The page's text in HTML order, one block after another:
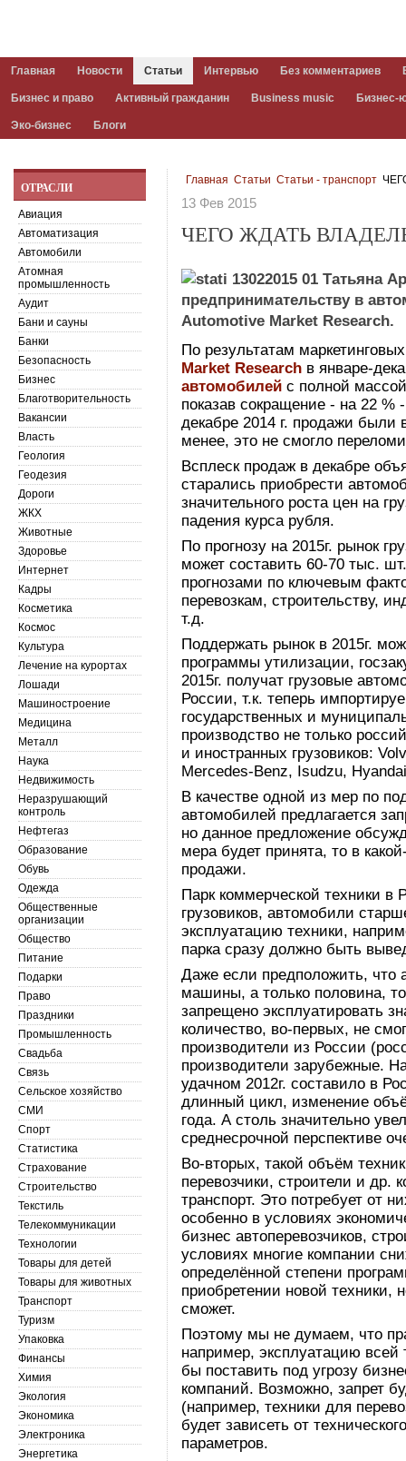
Главная Новости Статьи Интервью Без комментариев
Бизнес и право Активный гражданин Business music Бизнес-
Эко-бизнес Блоги
Главная Статьи Статьи - транспорт
13 Фев 2015
ЧЕГО ЖДАТЬ
Татьяна
предпринимательству в
Automotive Market Research.
По результатам
Market Research в январе-
автомобилей с полной
показав сокращение - на 22 %
декабре 2014 г. продажи
менее, это не смогло
Всплеск продаж в декабре
старались приобрести
значительного роста цен на
падения курса рубля.
По прогнозу на 2015г. рынок
может составить 60-70 тыс.
прогнозами по ключевым
перевозкам, строительству,
т.д.
Поддержать рынок в 2015г.
программы утилизации,
2015г. получат грузовые
России, т.к. теперь
государственных и
производство не только
и иностранных грузовиков:
Mercedes-Benz, Isudzu,
В качестве одной из мер по
автомобилей предлагается
но данное предложение
мера будет принята, то в
продажи.
Парк коммерческой техники в
грузовиков, автомобили
эксплуатацию техники,
парка сразу должно быть
Даже если предположить, что
машины, а только половина,
запрещено эксплуатировать
количество, во-первых, не
производители из России
производители зарубежные.
удачном 2012г. составило в
длинный цикл, изменение
года. А столь значительно
среднесрочной перспективе
Во-вторых, такой объём
перевозчики, строители и др.
транспорт. Это потребует от
особенно в условиях
бизнес автоперевозчиков,
условиях многие компании
определённой степени
приобретении новой техники,
сможет.
Поэтому мы не думаем, что
например, эксплуатацию всей
бы поставить под угрозу
компаний. Возможно, запрет
(например, техники для
будет зависеть от
параметров.
ОТРАСЛИ
Авиация
Автоматизация
Автомобили
Атомная
промышленность
Аудит
Бани и сауны
Банки
Безопасность
Бизнес
Благотворительность
Вакансии
Власть
Геология
Геодезия
Дороги
ЖКХ
Животные
Здоровье
Интернет
Кадры
Косметика
Космос
Культура
Лечение на курортах
Лошади
Машиностроение
Медицина
Металл
Наука
Недвижимость
Неразрушающий
контроль
Нефтегаз
Образование
Обувь
Одежда
Общественные
организации
Общество
Питание
Подарки
Право
Праздники
Промышленность
Свадьба
Связь
Сельское хозяйство
СМИ
Спорт
Статистика
Страхование
Строительство
Текстиль
Телекоммуникации
Технологии
Товары для детей
Товары для животных
Транспорт
Туризм
Упаковка
Финансы
Химия
Экология
Экономика
Электроника
Энергетика